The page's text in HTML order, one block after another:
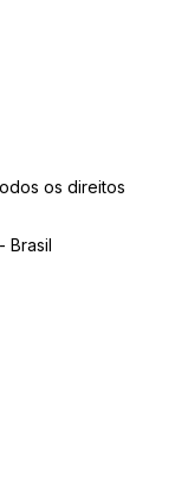
os direitos
Brasil